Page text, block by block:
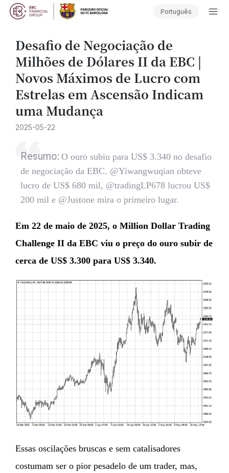
Português
Desafio de Negociação de
Milhões de Dólares II da EBC |
Novos Máximos de Lucro com
Estrelas em Ascensão Indicam
uma Mudança
2025-05-22
Resumo: O ouro subiu para US$ 3.340 no desafio
de negociação da EBC. @Yiwangwuqian obteve
lucro de US$ 680 mil, @tradingLP678 lucrou US$
200 mil e @Justone mira o primeiro lugar.
Em 22 de maio de 2025, o Million Dollar Trading
Challenge II da EBC viu o preço do ouro subir de
cerca de US$ 3.300 para US$ 3.340.
Essas oscilações bruscas e sem catalisadores
costumam ser o pior pesadelo de um trader, mas,